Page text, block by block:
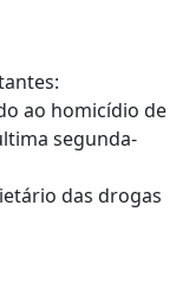
ao homicídio de
segunda-
das drogas